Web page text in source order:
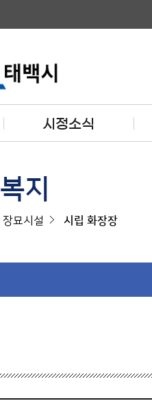
시정소식
복지
장묘시설 시립 화장장